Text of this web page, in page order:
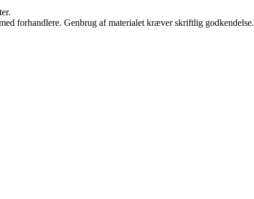
forhandlere. Genbrug af materialet kræver skriftlig godkendelse.